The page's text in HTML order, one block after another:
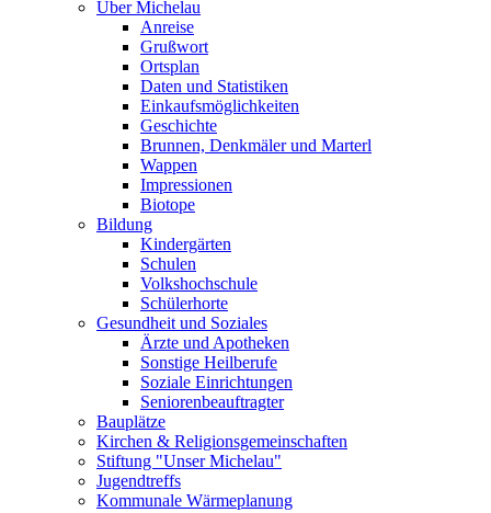
Über Michelau
Anreise
Grußwort
Ortsplan
Daten und Statistiken
Einkaufsmöglichkeiten
Geschichte
Brunnen, Denkmäler und Marterl
Wappen
Impressionen
Biotope
Bildung
Kindergärten
Schulen
Volkshochschule
Schülerhorte
Gesundheit und Soziales
Ärzte und Apotheken
Sonstige Heilberufe
Soziale Einrichtungen
Seniorenbeauftragter
Bauplätze
Kirchen & Religionsgemeinschaften
Stiftung "Unser Michelau"
Jugendtreffs
Kommunale Wärmeplanung